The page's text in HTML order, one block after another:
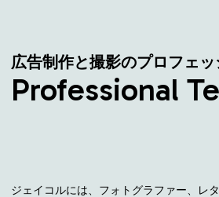
広告制作と撮影のプロフェッ
Professional
ジェイコルには、フォトグラファー、レ